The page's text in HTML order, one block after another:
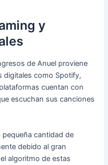
y
de Anuel proviene
digitales como Spotify,
cuentan con
escuchan sus canciones
cantidad de
debido al gran
algoritmo de estas